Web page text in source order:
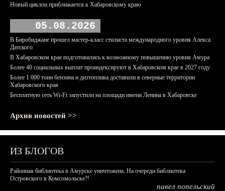
Новый циклон приближается к Хабаровскому краю
05.08.2026
В Биробиджане прошел мастер-класс стилиста международного уровня Алекса
Датского
В Хабаровском крае подготовились к возможному повышению уровня Амура
Более 40 социальных выплат проиндексируют в Хабаровском крае в 2027 году
Более 1 000 тонн бензина и дизтоплива доставили в северные территории
Хабаровского края
Бесплатную сеть Wi-Fi запустили на площади имени Ленина в Хабаровске
Архив новостей >>
ИЗ БЛОГОВ
Районная библиотека в Амурске уничтожена. На очереди библиотека
Островского в Комсомольске?!
павел попельский